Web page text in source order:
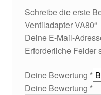
Schreibe die erste
Ventiladapter VA80“
Deine E-Mail-
Erforderliche Felder
Deine Bewertung *
Deine Bewertung *